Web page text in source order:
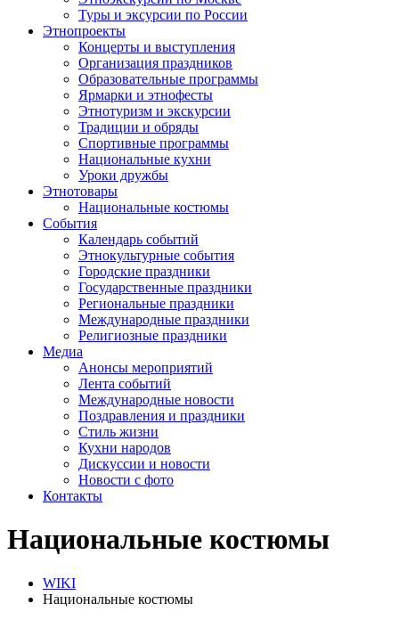
Туры и эксурсии по России
Этнопроекты
Концерты и выступления
Организация праздников
Образовательные программы
Ярмарки и этнофесты
Этнотуризм и экскурсии
Традиции и обряды
Спортивные программы
Национальные кухни
Уроки дружбы
Этнотовары
Национальные костюмы
События
Календарь событий
Этнокультурные события
Городские праздники
Государственные праздники
Региональные праздники
Международные праздники
Религиозные праздники
Медиа
Анонсы мероприятий
Лента событий
Международные новости
Поздравления и праздники
Cтиль жизни
Кухни народов
Дискуссии и новости
Новости с фото
Контакты
Национальные костюмы
WIKI
Национальные костюмы